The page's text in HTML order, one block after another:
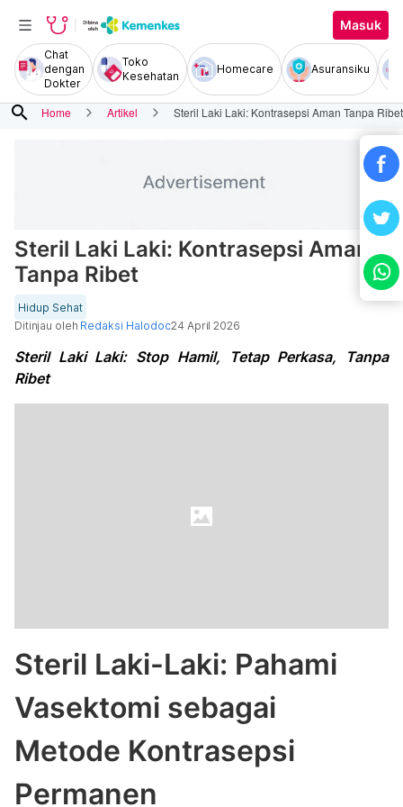
Masuk
Chat
dengan
Dokter
Toko
Kesehatan
Homecare Asuransiku
search Home Artikel Steril Laki Laki: Kontrasepsi Aman Tanpa Ribet
Steril Laki Laki: Kontrasepsi Aman
Tanpa Ribet
Hidup Sehat
Ditinjau oleh Redaksi Halodoc24 April 2026
Steril Laki Laki: Stop Hamil, Tetap Perkasa, Tanpa
Ribet
Steril Laki-Laki: Pahami
Vasektomi sebagai
Metode Kontrasepsi
Permanen